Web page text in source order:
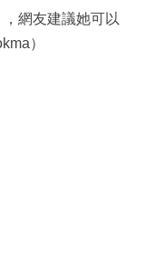
網友建議她可以
）